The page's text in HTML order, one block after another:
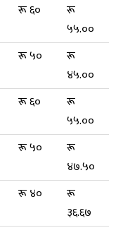
रू ६०
रू
५५.००
रू ५०
रू
४५.००
रू ६०
रू
५५.००
रू ५०
रू
४७.५०
रू ४०
रू
३६.६७